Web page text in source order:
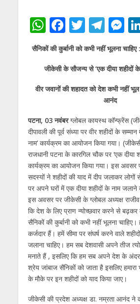
W
h
at
s
A
p
F
ac
e
b
o
k
T
w
itt
er
T
el
e
gr
a
m
M
e
ss
e
n
er
सैनिकों की कुर्बानी को कभी नहीं भूलना
जीकेसी के सौजन्य से ‘एक दीया शहीदों
वीर जवानों की शहादत को देश कभी नहीं
आनंद
पटना, 03 नवंबरग्लोबल कायस्थ कॉन्फ्रेंस
दीपावली की पूर्व संध्या पर वीर शहीदों के
नाम’ कार्यक्रम का आयोजन किया गया।
राजधानी पटना के कारगिल चौक पर ‘एक दीया
कार्यक्रम का आयोजन किया गया। इस अवसर
सदस्यों ने शहीदों की याद में दीप जलाकर लोगों
पर अपने घरों में एक दीया शहीदों के नाम जलाने
इस अवसर पर जीकेसी के ग्लोबल अध्यक्ष
कि देश के लिए प्राण न्योच्छवार करने से
सैनिकों की कुर्बानी को कभी नहीं भूलना
कर्जदार हैं। हमें सीमा पर संघर्ष करने वाले
जलाना चाहिए। हम सब देशवासी अपने तीज
मनाते हैं , इसलिए कि हम सब अपने देश के
श्रेय जांबाज सैनिकों को जाता है इसलिए हमारा
के मौके पर इन शहीदों को याद किया जाए।
जीकेसी की प्रदेश अध्यक्ष डा. नम्रता आनंद ने